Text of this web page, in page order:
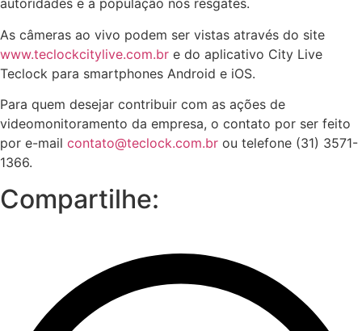
autoridades e a população nos resgates.
As câmeras ao vivo podem ser vistas através do site
www.teclockcitylive.com.br e do aplicativo City Live
Teclock para smartphones Android e iOS.
Para quem desejar contribuir com as ações de
videomonitoramento da empresa, o contato por ser feito
por e-mail contato@teclock.com.br ou telefone (31) 3571-
1366.
Compartilhe: